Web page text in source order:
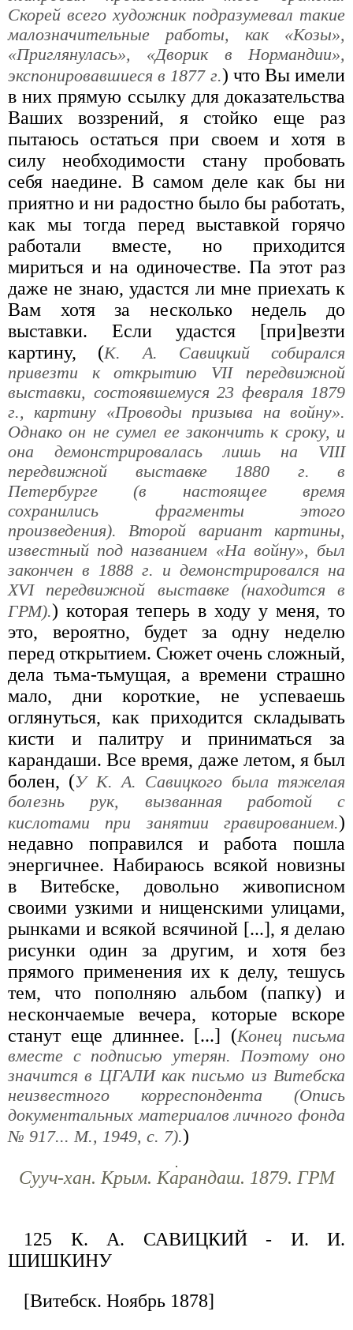
Скорей всего художник подразумевал такие
малозначительные работы, как «Козы»,
«Приглянулась», «Дворик в Нормандии»,
экспонировавшиеся в 1877 г.) что Вы имели
в них прямую ссылку для доказательства
Ваших воззрений, я стойко еще раз
пытаюсь остаться при своем и хотя в
силу необходимости стану пробовать
себя наедине. В самом деле как бы ни
приятно и ни радостно было бы работать,
как мы тогда перед выставкой горячо
работали вместе, но приходится
мириться и на одиночестве. Па этот раз
даже не знаю, удастся ли мне приехать к
Вам хотя за несколько недель до
выставки. Если удастся [при]везти
картину, (К. А. Савицкий собирался
привезти к открытию VII передвижной
выставки, состоявшемуся 23 февраля 1879
г., картину «Проводы призыва на войну».
Однако он не сумел ее закончить к сроку, и
она демонстрировалась лишь на VIII
передвижной выставке 1880 г. в
Петербурге (в настоящее время
сохранились фрагменты этого
произведения). Второй вариант картины,
известный под названием «На войну», был
закончен в 1888 г. и демонстрировался на
XVI передвижной выставке (находится в
ГРМ).) которая теперь в ходу у меня, то
это, вероятно, будет за одну неделю
перед открытием. Сюжет очень сложный,
дела тьма-тьмущая, а времени страшно
мало, дни короткие, не успеваешь
оглянуться, как приходится складывать
кисти и палитру и приниматься за
карандаши. Все время, даже летом, я был
болен, (У К. А. Савицкого была тяжелая
болезнь рук, вызванная работой с
кислотами при занятии гравированием.)
недавно поправился и работа пошла
энергичнее. Набираюсь всякой новизны
в Витебске, довольно живописном
своими узкими и нищенскими улицами,
рынками и всякой всячиной [...], я делаю
рисунки один за другим, и хотя без
прямого применения их к делу, тешусь
тем, что пополняю альбом (папку) и
нескончаемые вечера, которые вскоре
станут еще длиннее. [...] (Конец письма
вместе с подписью утерян. Поэтому оно
значится в ЦГАЛИ как письмо из Витебска
неизвестного корреспондента (Опись
документальных материалов личного фонда
№ 917... М., 1949, с. 7).)
Сууч-хан. Крым. Карандаш. 1879. ГРМ
125 К. А. САВИЦКИЙ - И. И.
ШИШКИНУ
[Витебск. Ноябрь 1878]